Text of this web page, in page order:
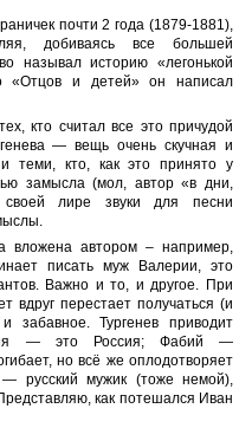
почти 2 года (1879-1881),
добиваясь все большей
называл историю «легонькой
«Отцов и детей» он написал
кто считал все это причудой
— вещь очень скучная и
теми, кто, как это принято у
замысла (мол, автор «в дни,
лире звуки для песни
вложена автором – например,
писать муж Валерии, это
Важно и то, и другое. При
вдруг перестает получаться (и
Тургенев приводит
— это Россия; Фабий —
но всё же оплодотворяет
русский мужик (тоже немой),
как потешался Иван